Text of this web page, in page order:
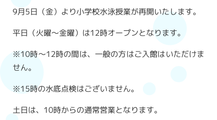
9月5日（金）より小学校水泳授業が再開いたします。
平日（火曜～金曜）は12時オープンとなります。
※10時～12時の間は、一般の方はご入館はいただけま
せん。
※15時の水底点検はございません。
土日は、10時からの通常営業となります。